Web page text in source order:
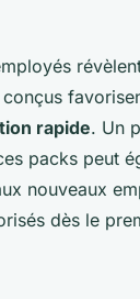
rapide. Un
packs peut
nouveaux
dès le